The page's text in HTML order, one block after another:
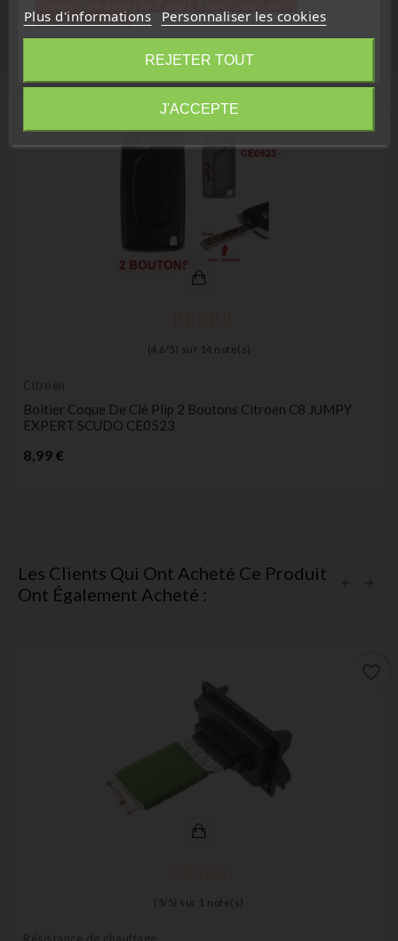
16 D'autres Produits De La Même
Catégorie :
(4,6 / 5) sur 14 note(s)
Citroën
Boitier Coque De Clé Plip 2 Boutons Citroen C8 JUMPY
EXPERT SCUDO CE0523
8,99 €
Les Clients Qui Ont Acheté Ce Produit
Ont Également Acheté :
( 5/ 5) sur 1 note(s)
Plus d'informations Personnaliser les cookies
REJETER TOUT
J'ACCEPTE
compréhension»
Fermer
Information